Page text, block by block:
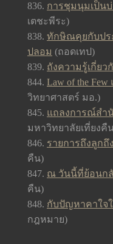
836. การชุมนุมเป็น
เตชะพีระ)
838. ทักษิณคุยกับปร
ปลอม (ถอดเทป)
839. ถังความรู้เกี่ย
844. Law of the
วิทยาศาสตร์ มอ.)
845. แถลงการณ์สำ
มหาวิทยาลัยเที่ยงคื
846. รายการถึงลูก
คืน)
847. ณ วันนี้ที่ย้อนก
คืน)
848. กับปัญหาคาใจ
กฎหมาย)